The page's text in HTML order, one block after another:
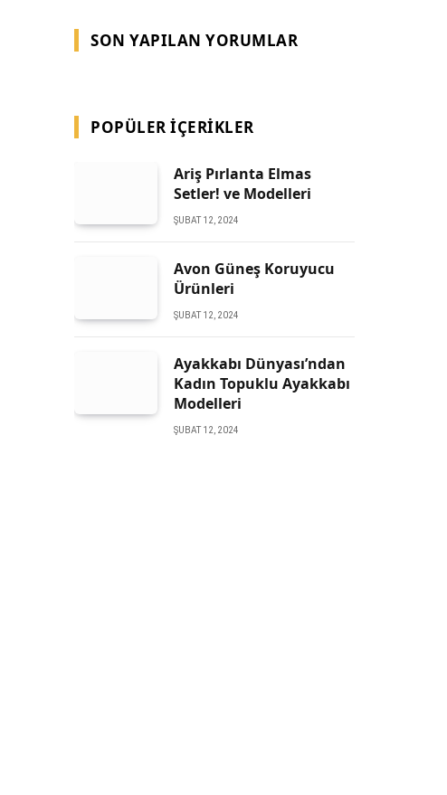
SON YAPILAN YORUMLAR
POPÜLER İÇERIKLER
Ariş Pırlanta Elmas
Setler! ve Modelleri
ŞUBAT 12, 2024
Avon Güneş Koruyucu
Ürünleri
ŞUBAT 12, 2024
Ayakkabı Dünyası’ndan
Kadın Topuklu Ayakkabı
Modelleri
ŞUBAT 12, 2024